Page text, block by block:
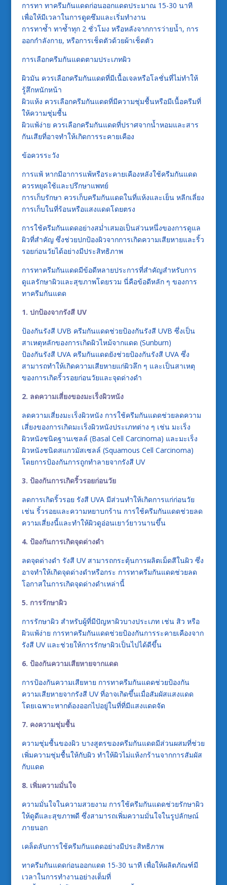
การทา ทาครีมกันแดดก่อนออกแดดประมาณ 15-30 นาที
เพื่อให้มีเวลาในการดูดซึมและเริ่มทำงาน
การทาซ้ำ ทาซ้ำทุก 2 ชั่วโมง หรือหลังจากการว่ายน้ำ, การ
ออกกำลังกาย, หรือการเช็ดตัวด้วยผ้าเช็ดตัว
การเลือกครีมกันแดดตามประเภทผิว
ผิวมัน ควรเลือกครีมกันแดดที่มีเนื้อเจลหรือโลชั่นที่ไม่ทำให้
รู้สึกหนักหน้า
ผิวแห้ง ควรเลือกครีมกันแดดที่มีความชุ่มชื้นหรือมีเนื้อครีมที่
ให้ความชุ่มชื้น
ผิวแพ้ง่าย ควรเลือกครีมกันแดดที่ปราศจากน้ำหอมและสาร
กันเสียที่อาจทำให้เกิดการระคายเคือง
ข้อควรระวัง
การแพ้ หากมีอาการแพ้หรือระคายเคืองหลังใช้ครีมกันแดด
ควรหยุดใช้และปรึกษาแพทย์
การเก็บรักษา ควรเก็บครีมกันแดดในที่แห้งและเย็น หลีกเลี่ยง
การเก็บในที่ร้อนหรือแสงแดดโดยตรง
การใช้ครีมกันแดดอย่างสม่ำเสมอเป็นส่วนหนึ่งของการดูแล
ผิวที่สำคัญ ซึ่งช่วยปกป้องผิวจากการเกิดความเสียหายและริ้ว
รอยก่อนวัยได้อย่างมีประสิทธิภาพ
การทาครีมกันแดดมีข้อดีหลายประการที่สำคัญสำหรับการ
ดูแลรักษาผิวและสุขภาพโดยรวม นี่คือข้อดีหลัก ๆ ของการ
ทาครีมกันแดด
1. ปกป้องจากรังสี UV
ป้องกันรังสี UVB ครีมกันแดดช่วยป้องกันรังสี UVB ซึ่งเป็น
สาเหตุหลักของการเกิดผิวไหม้จากแดด (Sunburn)
ป้องกันรังสี UVA ครีมกันแดดยังช่วยป้องกันรังสี UVA ซึ่ง
สามารถทำให้เกิดความเสียหายแก่ผิวลึก ๆ และเป็นสาเหตุ
ของการเกิดริ้วรอยก่อนวัยและจุดด่างดำ
2. ลดความเสี่ยงของมะเร็งผิวหนัง
ลดความเสี่ยงมะเร็งผิวหนัง การใช้ครีมกันแดดช่วยลดความ
เสี่ยงของการเกิดมะเร็งผิวหนังประเภทต่าง ๆ เช่น มะเร็ง
ผิวหนังชนิดฐานเซลล์ (Basal Cell Carcinoma) และมะเร็ง
ผิวหนังชนิดสแกวมัสเซลล์ (Squamous Cell Carcinoma)
โดยการป้องกันการถูกทำลายจากรังสี UV
3. ป้องกันการเกิดริ้วรอยก่อนวัย
ลดการเกิดริ้วรอย รังสี UVA มีส่วนทำให้เกิดการแก่ก่อนวัย
เช่น ริ้วรอยและความหยาบกร้าน การใช้ครีมกันแดดช่วยลด
ความเสี่ยงนี้และทำให้ผิวดูอ่อนเยาว์ยาวนานขึ้น
4. ป้องกันการเกิดจุดด่างดำ
ลดจุดด่างดำ รังสี UV สามารถกระตุ้นการผลิตเม็ดสีในผิว ซึ่ง
อาจทำให้เกิดจุดด่างดำหรือกระ การทาครีมกันแดดช่วยลด
โอกาสในการเกิดจุดด่างดำเหล่านี้
5. การรักษาผิว
การรักษาผิว สำหรับผู้ที่มีปัญหาผิวบางประเภท เช่น สิว หรือ
ผิวแพ้ง่าย การทาครีมกันแดดช่วยป้องกันการระคายเคืองจาก
รังสี UV และช่วยให้การรักษาผิวเป็นไปได้ดีขึ้น
6. ป้องกันความเสียหายจากแดด
การป้องกันความเสียหาย การทาครีมกันแดดช่วยป้องกัน
ความเสียหายจากรังสี UV ที่อาจเกิดขึ้นเมื่อสัมผัสแสงแดด
โดยเฉพาะหากต้องออกไปอยู่ในที่ที่มีแสงแดดจัด
7. คงความชุ่มชื้น
ความชุ่มชื้นของผิว บางสูตรของครีมกันแดดมีส่วนผสมที่ช่วย
เพิ่มความชุ่มชื้นให้กับผิว ทำให้ผิวไม่แห้งกร้านจากการสัมผัส
กับแดด
8. เพิ่มความมั่นใจ
ความมั่นใจในความสวยงาม การใช้ครีมกันแดดช่วยรักษาผิว
ให้ดูดีและสุขภาพดี ซึ่งสามารถเพิ่มความมั่นใจในรูปลักษณ์
ภายนอก
เคล็ดลับการใช้ครีมกันแดดอย่างมีประสิทธิภาพ
ทาครีมกันแดดก่อนออกแดด 15-30 นาที เพื่อให้ผลิตภัณฑ์มี
เวลาในการทำงานอย่างเต็มที่